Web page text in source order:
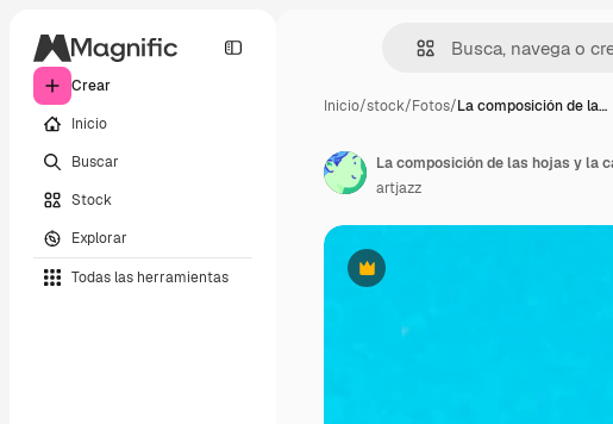
Crear
Inicio
Buscar
Stock
Explorar
Todas las herramientas
Inicio/stock/Fotos/La composición de la…
Premium
artjazz